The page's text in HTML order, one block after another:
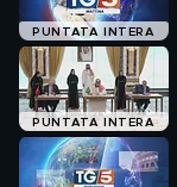
PUNTATA INTERA
PUNTATA INTERA